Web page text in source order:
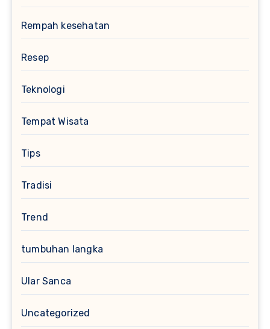
Rempah kesehatan
Resep
Teknologi
Tempat Wisata
Tips
Tradisi
Trend
tumbuhan langka
Ular Sanca
Uncategorized